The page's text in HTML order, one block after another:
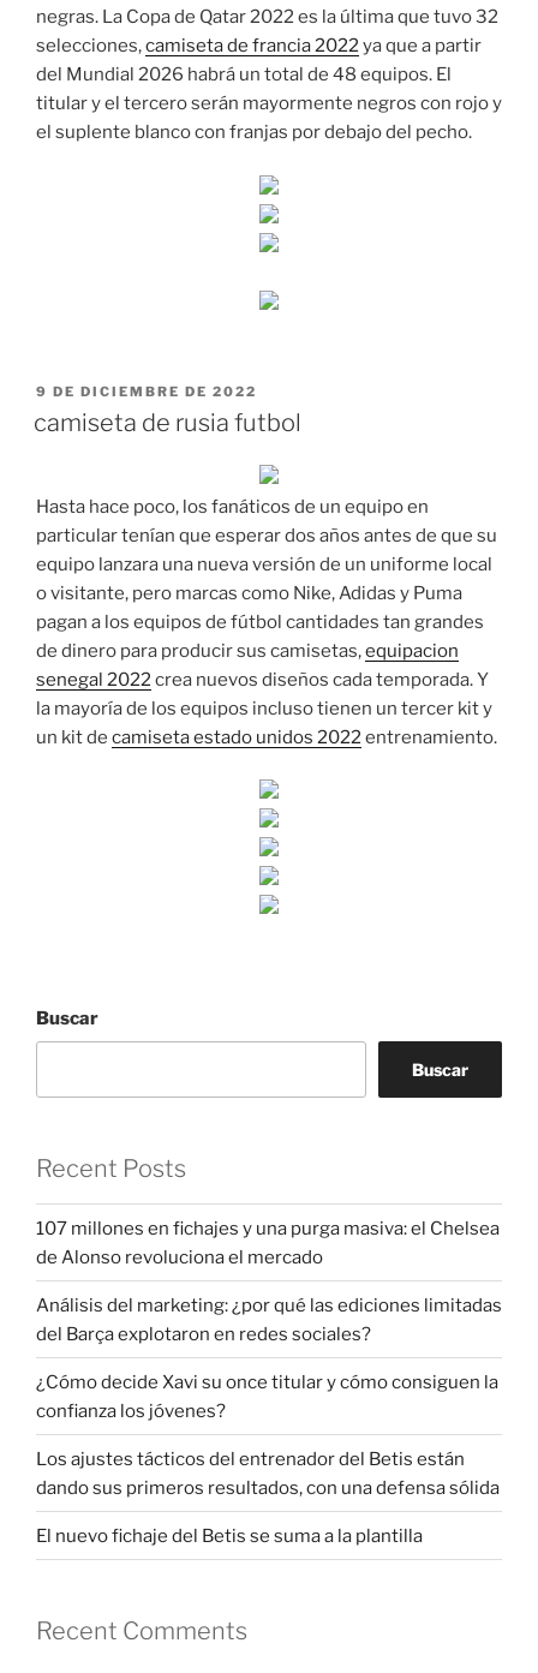
negras. La Copa de Qatar 2022 es la última que tuvo 32
selecciones,camiseta de francia 2022ya que a partir
del Mundial 2026 habrá un total de 48 equipos. El
titular y el tercero serán mayormente negros con rojo y
el suplente blanco con franjas por debajo del pecho.
PUBLICADO
9 DE DICIEMBRE DE 2022
camiseta de rusia futbol
Hasta hace poco, los fanáticos de un equipo en
particular tenían que esperar dos años antes de que su
equipo lanzara una nueva versión de un uniforme local
o visitante, pero marcas como Nike, Adidas y Puma
pagan a los equipos de fútbol cantidades tan grandes
de dinero para producir sus camisetas,equipacion
senegal 2022crea nuevos diseños cada temporada. Y
la mayoría de los equipos incluso tienen un tercer kit y
un kit de camiseta estado unidos 2022entrenamiento.
Buscar
Buscar
Recent Posts
107 millones en fichajes y una purga masiva: el Chelsea
de Alonso revoluciona el mercado
Análisis del marketing: ¿por qué las ediciones limitadas
del Barça explotaron en redes sociales?
¿Cómo decide Xavi su once titular y cómo consiguen la
confianza los jóvenes?
Los ajustes tácticos del entrenador del Betis están
dando sus primeros resultados, con una defensa sólida
El nuevo fichaje del Betis se suma a la plantilla
Recent Comments